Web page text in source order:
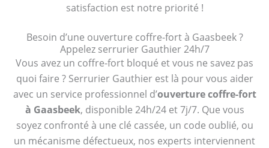
satisfaction est notre priorité !
Besoin d’une ouverture coffre-fort à Gaasbeek ?
Appelez serrurier Gauthier 24h/7
Vous avez un coffre-fort bloqué et vous ne savez pas
quoi faire ? Serrurier Gauthier est là pour vous aider
avec un service professionnel d’ouverture coffre-fort
à Gaasbeek, disponible 24h/24 et 7j/7. Que vous
soyez confronté à une clé cassée, un code oublié, ou
un mécanisme défectueux, nos experts interviennent